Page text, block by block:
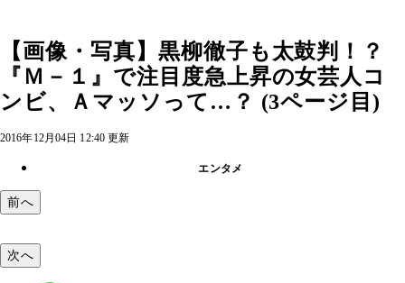
【画像・写真】黒柳徹子も太鼓判！？
『Ｍ－１』で注目度急上昇の女芸人コ
ンビ、Ａマッソって…？ (3ページ目)
2016年12月04日 12:40 更新
エンタメ
前へ
次へ